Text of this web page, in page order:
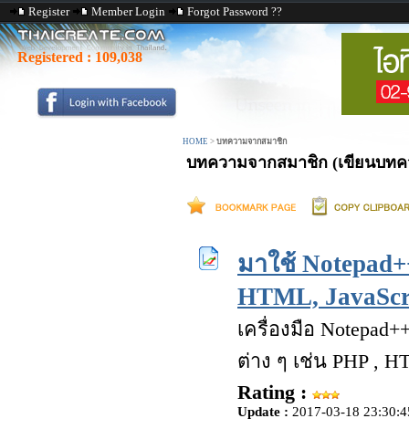
Register Member Login Forgot Password ??
Registered : 109,038
HOME > บทความจากสมาชิก
บทความจากสมาชิก (เขียนบท
มาใช้
HTML,
เครื่องมือ
ต่าง ๆ เช่น PHP ,
Rating :
Update : 2017-03-18